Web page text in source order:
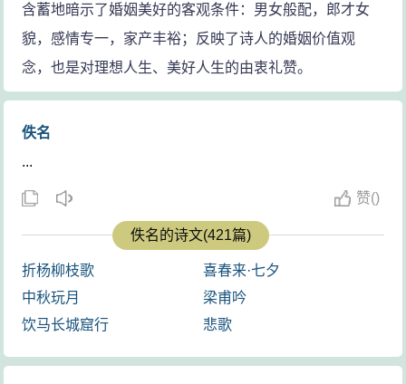
含蓄地暗示了婚姻美好的客观条件：男女般配，郎才女
貌，感情专一，家产丰裕；反映了诗人的婚姻价值观
念，也是对理想人生、美好人生的由衷礼赞。
佚名
...
赞()
佚名的诗文(421篇)
折杨柳枝歌
喜春来·七夕
中秋玩月
梁甫吟
饮马长城窟行
悲歌